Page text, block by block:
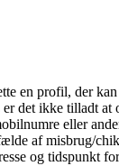
en profil, der
det ikke tilladt at
eller
af misbrug/
og tidspunkt